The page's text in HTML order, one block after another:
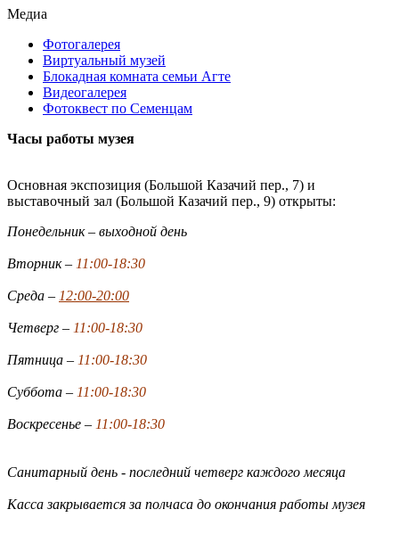
Медиа
Фотогалерея
Виртуальный музей
Блокадная комната семьи Агте
Видеогалерея
Фотоквест по Семенцам
Часы работы музея
Основная экспозиция (Большой Казачий пер., 7) и
выставочный зал (Большой Казачий пер., 9) открыты:
Понедельник – выходной день
Вторник – 11:00-18:30
Среда – 12:00-20:00
Четверг – 11:00-18:30
Пятница – 11:00-18:30
Суббота – 11:00-18:30
Воскресенье – 11:00-18:30
Санитарный день - последний четверг каждого месяца
Касса закрывается за полчаса до окончания работы музея